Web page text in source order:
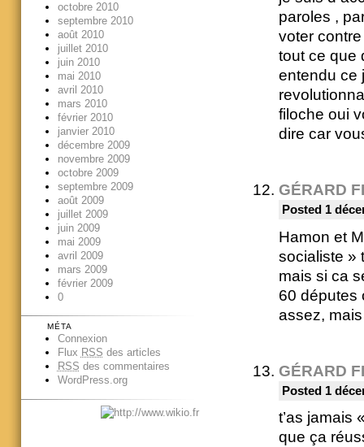
paroles ,
voter
tout ce que
entendu ce
filoche oui
dire car
GÉRARD
Posted 1
Hamon et
socialiste »
mais si ca
60 députes
assez,
GÉRARD
Posted 1
t’as jamais
que ça
octobre 2010
septembre 2010
août 2010
juillet 2010
juin 2010
mai 2010
avril 2010
mars 2010
février 2010
janvier 2010
décembre 2009
novembre 2009
octobre 2009
septembre 2009
août 2009
juillet 2009
juin 2009
mai 2009
avril 2009
mars 2009
février 2009
0
MÉTA
Connexion
Flux RSS des articles
RSS des commentaires
WordPress.org